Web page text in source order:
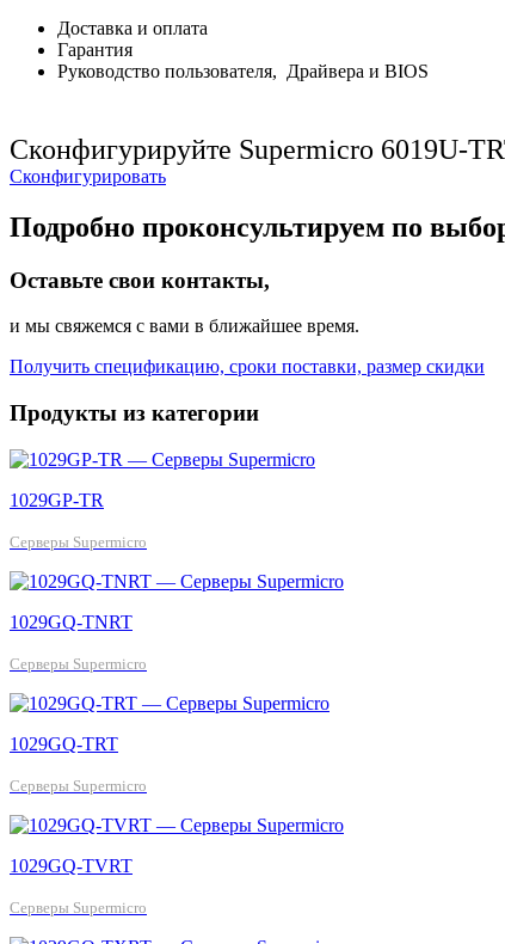
Доставка и оплата
Гарантия
Руководство пользователя, Драйвера и BIOS
Сконфигурируйте Supermicro 6019U-
Сконфигурировать
Подробно проконсультируем по
Оставьте свои контакты,
и мы свяжемся с вами в ближайшее время.
Получить спецификацию, сроки поставки, размер скидки
Продукты из категории
1029GP-TR
Серверы Supermicro
1029GQ-TNRT
Серверы Supermicro
1029GQ-TRT
Серверы Supermicro
1029GQ-TVRT
Серверы Supermicro